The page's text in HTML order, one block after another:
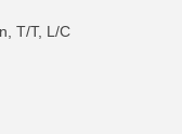
T/T, L/C